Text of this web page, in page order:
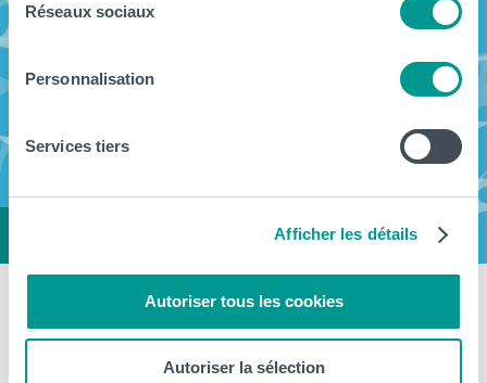
Réseaux sociaux
Personnalisation
Services tiers
Afficher les détails
Autoriser tous les cookies
Autoriser la sélection
Fermeture estivale de notre Haute
École du 11 juillet au 16 août